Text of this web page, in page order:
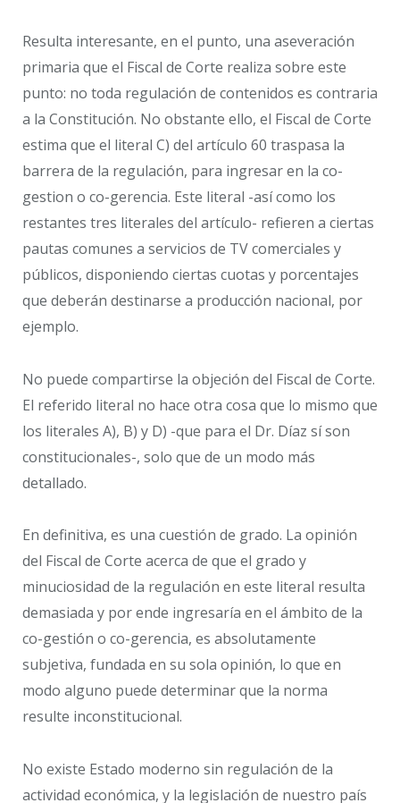
Resulta interesante, en el punto, una aseveración
primaria que el Fiscal de Corte realiza sobre este
punto: no toda regulación de contenidos es contraria
a la Constitución. No obstante ello, el Fiscal de Corte
estima que el literal C) del artículo 60 traspasa la
barrera de la regulación, para ingresar en la co-
gestion o co-gerencia. Este literal -así como los
restantes tres literales del artículo- refieren a ciertas
pautas comunes a servicios de TV comerciales y
públicos, disponiendo ciertas cuotas y porcentajes
que deberán destinarse a producción nacional, por
ejemplo.
No puede compartirse la objeción del Fiscal de Corte.
El referido literal no hace otra cosa que lo mismo que
los literales A), B) y D) -que para el Dr. Díaz sí son
constitucionales-, solo que de un modo más
detallado.
En definitiva, es una cuestión de grado. La opinión
del Fiscal de Corte acerca de que el grado y
minuciosidad de la regulación en este literal resulta
demasiada y por ende ingresaría en el ámbito de la
co-gestión o co-gerencia, es absolutamente
subjetiva, fundada en su sola opinión, lo que en
modo alguno puede determinar que la norma
resulte inconstitucional.
No existe Estado moderno sin regulación de la
actividad económica, y la legislación de nuestro país